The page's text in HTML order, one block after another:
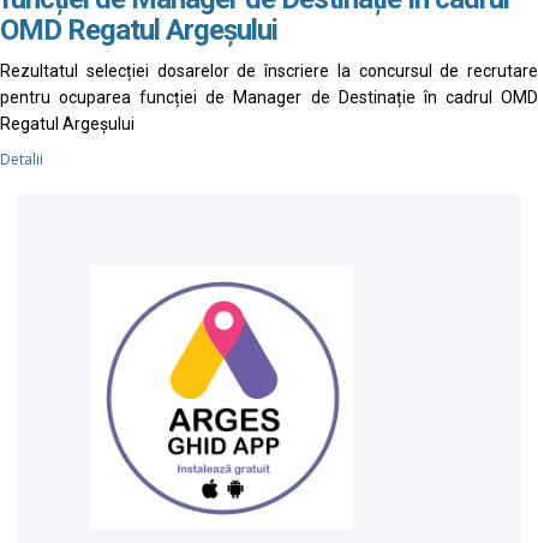
OMD Regatul Argeșului
Rezultatul selecției dosarelor de înscriere la concursul de recrutare
pentru ocuparea funcției de Manager de Destinație în cadrul OMD
Regatul Argeșului
Detalii